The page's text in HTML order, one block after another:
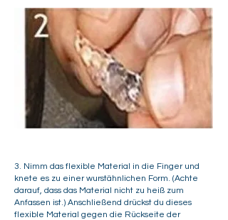
3. Nimm das flexible Material in die Finger und
knete es zu einer wurstähnlichen Form. (Achte
darauf, dass das Material nicht zu heiß zum
Anfassen ist.) Anschließend drückst du dieses
flexible Material gegen die Rückseite der